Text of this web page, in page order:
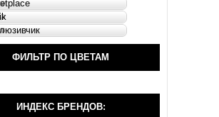
ФИЛЬТР ПО ЦВЕТАМ
ИНДЕКС БРЕНДОВ: